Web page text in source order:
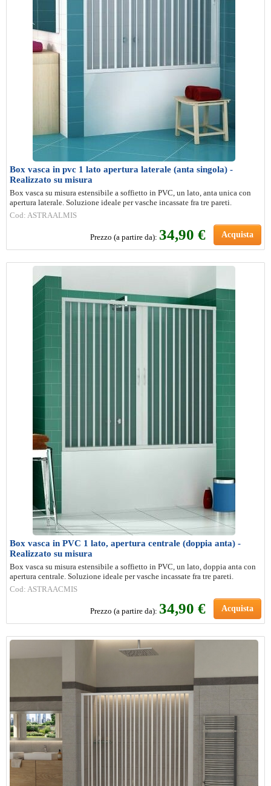
Box vasca in pvc 1 lato apertura laterale (anta singola) -
Realizzato su misura
Box vasca su misura estensibile a soffietto in PVC, un lato, anta unica con
apertura laterale. Soluzione ideale per vasche incassate fra tre pareti.
Cod: ASTRAALMIS
Prezzo (a partire da): 34,90 € Acquista
Box vasca in PVC 1 lato, apertura centrale (doppia anta) -
Realizzato su misura
Box vasca su misura estensibile a soffietto in PVC, un lato, doppia anta con
apertura centrale. Soluzione ideale per vasche incassate fra tre pareti.
Cod: ASTRAACMIS
Prezzo (a partire da): 34,90 € Acquista